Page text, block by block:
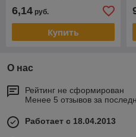
6,14 руб.
Купить
О нас
Рейтинг не сформирован
Менее 5 отзывов за
Работает с 18.04.2013